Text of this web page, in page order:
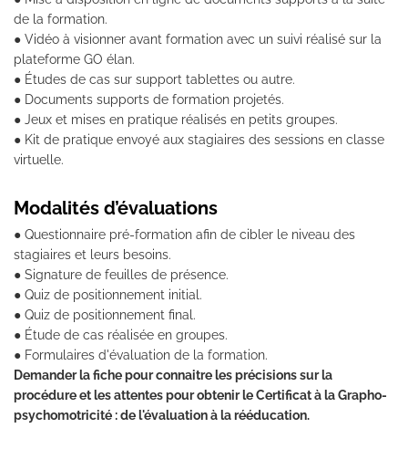
de la formation.
● Vidéo à visionner avant formation avec un suivi réalisé sur la
plateforme GO élan.
● Études de cas sur support tablettes ou autre.
● Documents supports de formation projetés.
● Jeux et mises en pratique réalisés en petits groupes.
● Kit de pratique envoyé aux stagiaires des sessions en classe
virtuelle.
Modalités d’évaluations
● Questionnaire pré-formation afin de cibler le niveau des
stagiaires et leurs besoins.
● Signature de feuilles de présence.
● Quiz de positionnement initial.
● Quiz de positionnement final.
● Étude de cas réalisée en groupes.
● Formulaires d'évaluation de la formation.
Demander la fiche pour connaitre les précisions sur la
procédure et les attentes pour obtenir le Certificat à la Grapho-
psychomotricité : de l'évaluation à la rééducation.